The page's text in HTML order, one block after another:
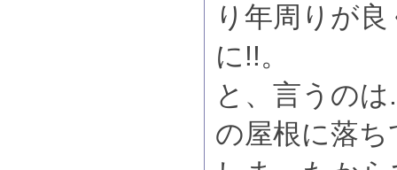
り年周りが
に!!。
と、言うの
の屋根に落